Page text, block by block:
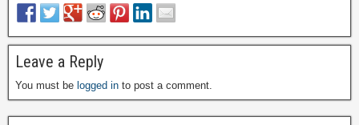
Leave a Reply
You must be logged in to post a comment.